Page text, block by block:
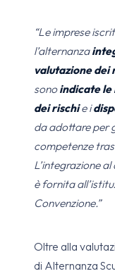
“Le imprese
l’alternanza
valutazione dei
sonoindicate le
dei rischie i
da adottare per
competenze
L’integrazione
è fornita
Convenzione.”
Oltre alla
di Alternanza